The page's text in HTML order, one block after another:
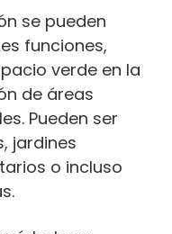
se pueden
funciones,
verde en la
de áreas
Pueden ser
jardines
o incluso